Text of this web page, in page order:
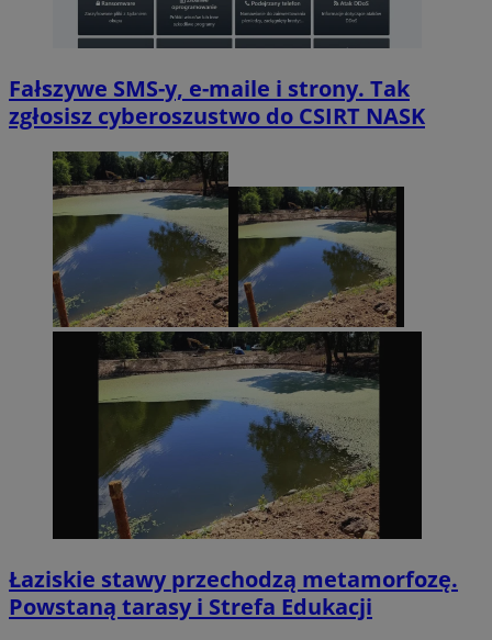
Fałszywe SMS-y, e-maile i strony. Tak
zgłosisz cyberoszustwo do CSIRT NASK
Łaziskie stawy przechodzą metamorfozę.
Powstaną tarasy i Strefa Edukacji